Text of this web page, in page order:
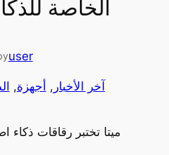
user
آخر الأخبار , أجهزة,
ميتا تختبر رقاقات